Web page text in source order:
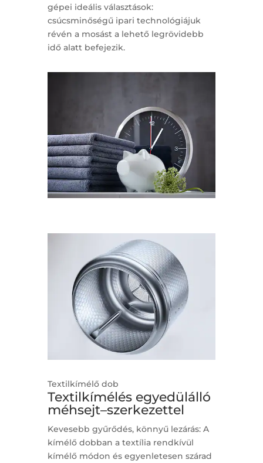
gépei ideális választások:
csúcsminőségű ipari technológiájuk
révén a mosást a lehető legrövidebb
idő alatt befejezik.
Textilkímélő dob
Textilkímélés egyedülálló
méhsejt–szerkezettel
Kevesebb gyűrődés, könnyű lezárás: A
kímélő dobban a textília rendkívül
kímélő módon és egyenletesen szárad